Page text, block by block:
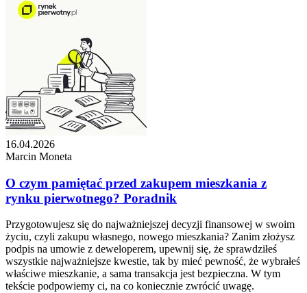
16.04.2026
Marcin Moneta
O czym pamiętać przed zakupem mieszkania z
rynku pierwotnego? Poradnik
Przygotowujesz się do najważniejszej decyzji finansowej w swoim
życiu, czyli zakupu własnego, nowego mieszkania? Zanim złożysz
podpis na umowie z deweloperem, upewnij się, że sprawdziłeś
wszystkie najważniejsze kwestie, tak by mieć pewność, że wybrałeś
właściwe mieszkanie, a sama transakcja jest bezpieczna. W tym
tekście podpowiemy ci, na co koniecznie zwrócić uwagę.